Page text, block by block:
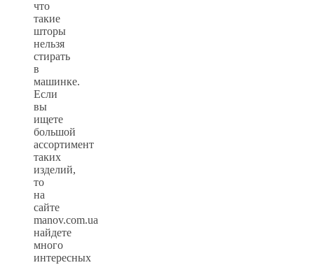
что
такие
шторы
нельзя
стирать
в
машинке.
Если
вы
ищете
большой
ассортимент
таких
изделий,
то
на
сайте
manov.com.ua
найдете
много
интересных